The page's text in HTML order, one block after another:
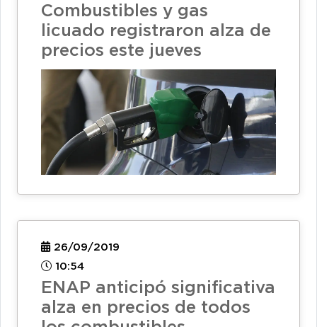
Combustibles y gas
licuado registraron alza de
precios este jueves
26/09/2019
10:54
ENAP anticipó significativa
alza en precios de todos